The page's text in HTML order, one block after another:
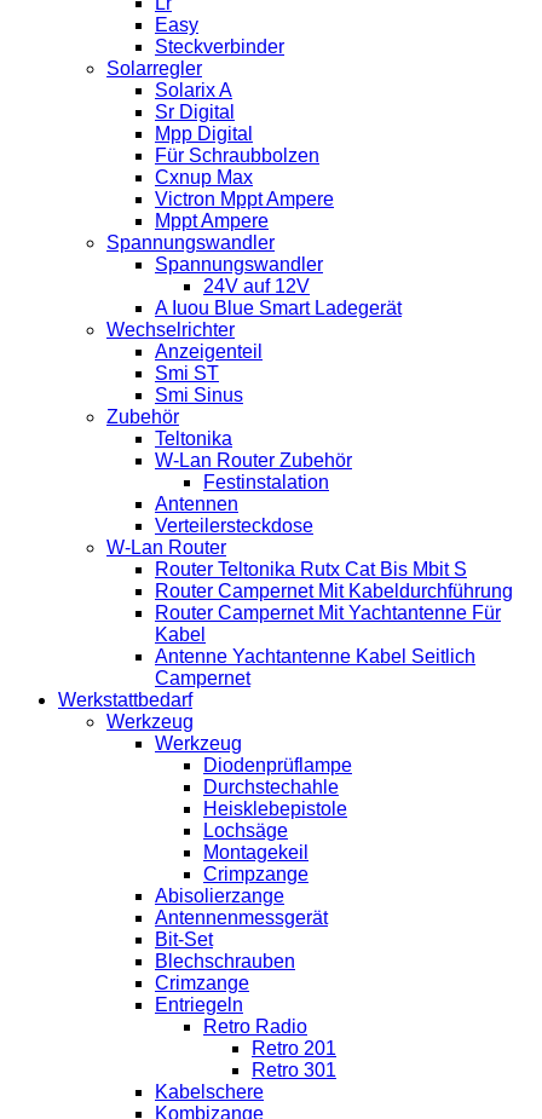
Easy
Steckverbinder
Solarregler
Solarix A
Sr Digital
Mpp Digital
Für Schraubbolzen
Cxnup Max
Victron Mppt Ampere
Mppt Ampere
Spannungswandler
Spannungswandler
24V auf 12V
A Iuou Blue Smart Ladegerät
Wechselrichter
Anzeigenteil
Smi ST
Smi Sinus
Zubehör
Teltonika
W-Lan Router Zubehör
Festinstalation
Antennen
Verteilersteckdose
W-Lan Router
Router Teltonika Rutx Cat Bis Mbit S
Router Campernet Mit Kabeldurchführung
Router Campernet Mit Yachtantenne Für
Kabel
Antenne Yachtantenne Kabel Seitlich
Campernet
Werkstattbedarf
Werkzeug
Werkzeug
Diodenprüflampe
Durchstechahle
Heisklebepistole
Lochsäge
Montagekeil
Crimpzange
Abisolierzange
Antennenmessgerät
Bit-Set
Blechschrauben
Crimzange
Entriegeln
Retro Radio
Retro 201
Retro 301
Kabelschere
Kombizange